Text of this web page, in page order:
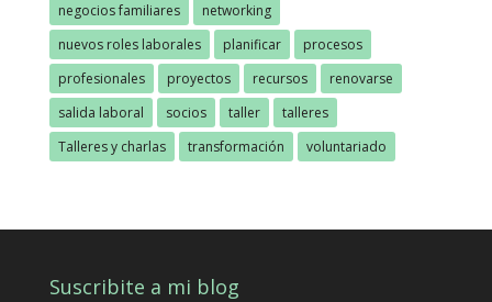
negocios familiares
networking
nuevos roles laborales
planificar
procesos
profesionales
proyectos recursos
renovarse
salida laboral
socios taller
talleres
Talleres y charlas
transformación voluntariado
Suscribite a mi blog